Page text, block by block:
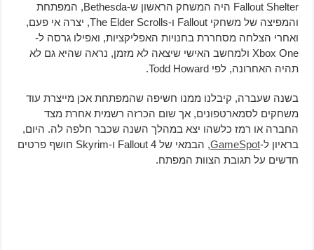
Fallout Shelter היה המשחק הראשון ש-Bethesda, המפתחת
והמפיצה של משחקי Fallout ו-The Elder Scrolls, יצרה אי פעם,
ואחרי הצלחה מסחררת בחנויות האפליקציות, ואפילו גרסה ל-
Xbox One ולמחשב האישי שיצאה לא מזמן, נראה שהיא גם לא
תהיה האחרונה, לפי Todd Howard.
בשנה שעברה, קיבלנו ממנו חשיפה שהמפתחת אכן מייצרת עוד
משחקים לסמארטפונים, אך שום הכרזה רשמית אחרת מצד
החברה או רמז כלשהו יצא במהלך השנה שכבר חלפה לה. היום,
בראיון ל-GameSpot
, הבמאי של Fallout 4 ו-Skyrim חושף פרטים
חדשים על תגובת הצוות המפתח.